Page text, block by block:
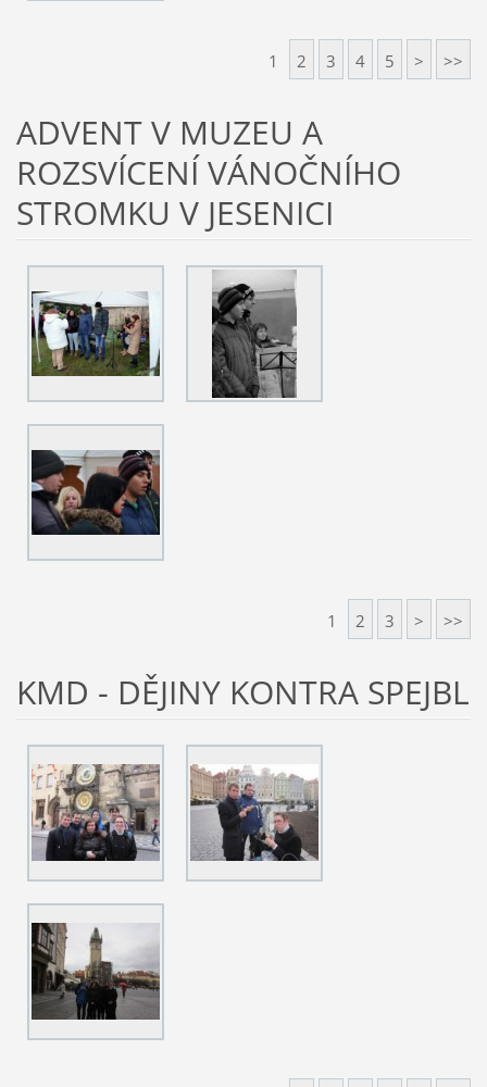
1 2 3 4 5 > >>
ADVENT V MUZEU A
ROZSVÍCENÍ VÁNOČNÍHO
STROMKU V JESENICI
1 2 3 > >>
KMD - DĚJINY KONTRA SPEJBL